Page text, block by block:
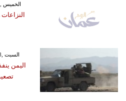
GMT 16:15 2019 الخميس ,01 آب / أغسطس
GMT 10:28 2026 السبت ,08 آب / أغسطس
اليمن